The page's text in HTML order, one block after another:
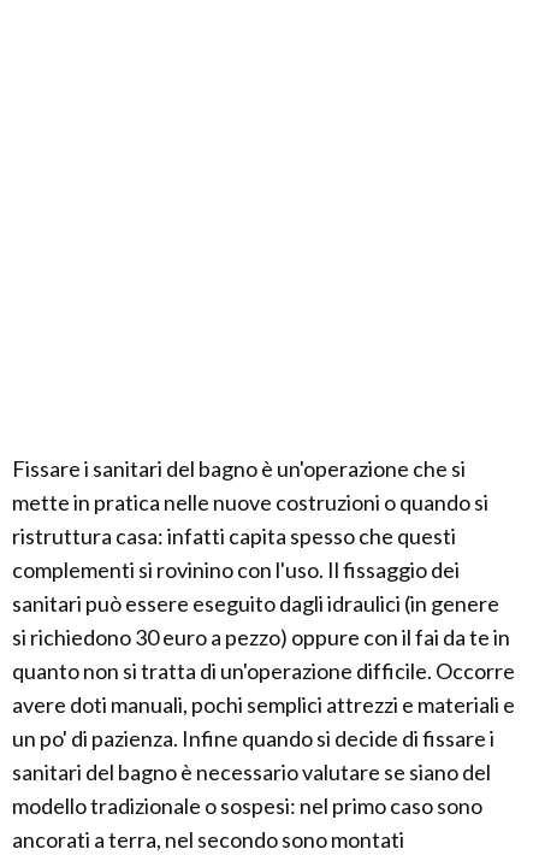
Fissare i sanitari del bagno è un'operazione che si
mette in pratica nelle nuove costruzioni o quando si
ristruttura casa: infatti capita spesso che questi
complementi si rovinino con l'uso. Il fissaggio dei
sanitari può essere eseguito dagli idraulici (in genere
si richiedono 30 euro a pezzo) oppure con il fai da te in
quanto non si tratta di un'operazione difficile. Occorre
avere doti manuali, pochi semplici attrezzi e materiali e
un po' di pazienza. Infine quando si decide di fissare i
sanitari del bagno è necessario valutare se siano del
modello tradizionale o sospesi: nel primo caso sono
ancorati a terra, nel secondo sono montati